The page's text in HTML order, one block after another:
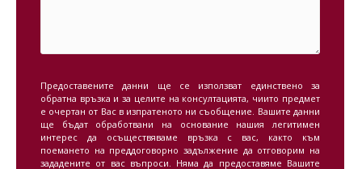
Предоставените данни ще се използват единствено за
обратна връзка и за целите на консултацията, чиито предмет
е очертан от Вас в изпратеното ни съобщение. Вашите данни
ще бъдат обработвани на основание нашия легитимен
интерес да осъществяваме връзка с вас, както към
поемането на преддоговорно задължение да отговорим на
зададените от вас въпроси. Няма да предоставяме Вашите